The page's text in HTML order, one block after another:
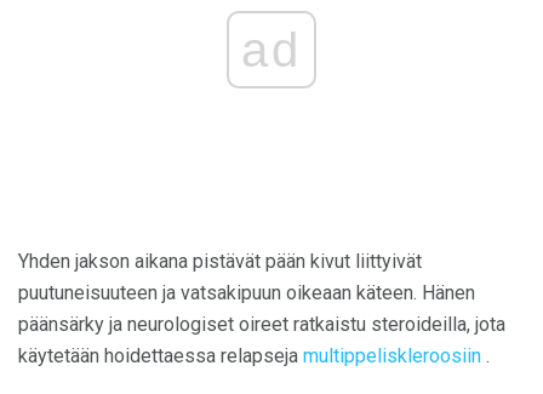
ad
Yhden jakson aikana pistävät pään kivut liittyivät
puutuneisuuteen ja vatsakipuun oikeaan käteen. Hänen
päänsärky ja neurologiset oireet ratkaistu steroideilla, jota
käytetään hoidettaessa relapseja multippeliskleroosiin .